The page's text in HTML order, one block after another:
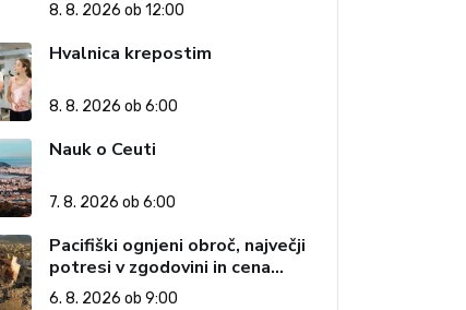
8. 8. 2026 ob 12:00
Hvalnica krepostim
8. 8. 2026 ob 6:00
Nauk o Ceuti
7. 8. 2026 ob 6:00
Pacifiški ognjeni obroč, največji
potresi v zgodovini in cena
pozabe
6. 8. 2026 ob 9:00